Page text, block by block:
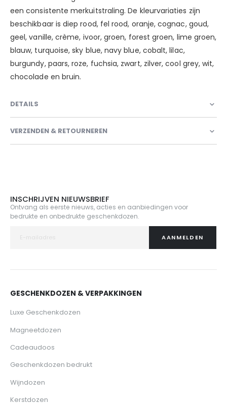
een consistente merkuitstraling. De kleurvariaties zijn
beschikbaar is diep rood, fel rood, oranje, cognac, goud,
geel, vanille, crème, ivoor, groen, forest groen, lime groen,
blauw, turquoise, sky blue, navy blue, cobalt, lilac,
burgundy, paars, roze, fuchsia, zwart, zilver, cool grey, wit,
chocolade en bruin.
DETAILS
VERZENDEN & RETOURNEREN
INSCHRIJVEN NIEUWSBRIEF
Ontvang als eerste nieuws, acties en aanbiedingen voor
bedrukte en onbedrukte geschenkdozen.
AANMELDEN
GESCHENKDOZEN & VERPAKKINGEN
Luxe Geschenkdozen
Magneetdozen
Cadeaudoos
Geschenkdozen bedrukt
Wijndozen
Kerstdozen